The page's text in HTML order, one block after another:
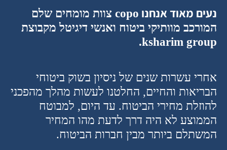
נעים מאוד אנחנו copo צוות מומחים שלם
המורכב מוותיקי ביטוח ואנשי דיגיטל מקבוצת
ksharim group.
אחרי עשרות שנים של ניסיון בשוק ביטוחי
הבריאות והחיים, החלטנו לעשות מהלך מהפכני
להוזלת מחירי הביטוח. עד היום, למבוטח
הממוצע לא היה דרך לדעת מהו המחיר
המשתלם ביותר מבין חברות הביטוח.